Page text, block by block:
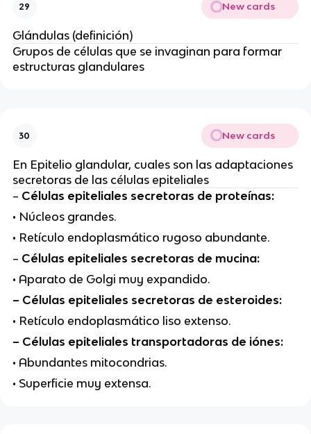
29 New cards
Glándulas (definición)
Grupos de células que se invaginan para formar
estructuras glandulares
30 New cards
En Epitelio glandular, cuales son las adaptaciones
secretoras de las células epiteliales
– Células epiteliales secretoras de proteínas:
• Núcleos grandes.
• Retículo endoplasmático rugoso abundante.
– Células epiteliales secretoras de mucina:
• Aparato de Golgi muy expandido.
– Células epiteliales secretoras de esteroides:
• Retículo endoplasmático liso extenso.
– Células epiteliales transportadoras de iónes:
• Abundantes mitocondrias.
• Superficie muy extensa.